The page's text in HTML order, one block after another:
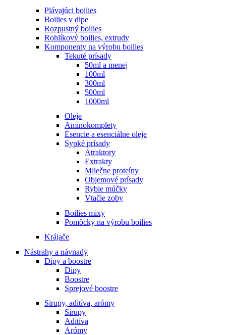
Plávajúci boilies
Boilies v dipe
Rozpustný boilies
Rohlíkový boilies, extrudy
Komponenty na výrobu boilies
Tekuté prísady
50ml a menej
100ml
300ml
500ml
1000ml
Oleje
Aminokomplety
Esencie a esenciálne oleje
Sypké prísady
Atraktory
Extrakty
Mliečne proteíny
Objemové prísady
Rybie múčky
Vtačie zoby
Boilies mixy
Pomôcky na výrobu boilies
Krájače
Nástrahy a návnady
Dipy a boostre
Dipy
Boostre
Sprejové boostre
Sirupy, aditíva, arómy
Sirupy
Aditíva
Arómy